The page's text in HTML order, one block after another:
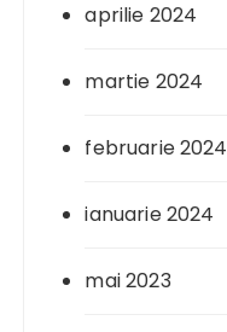
aprilie 2024
martie 2024
februarie 2024
ianuarie 2024
mai 2023